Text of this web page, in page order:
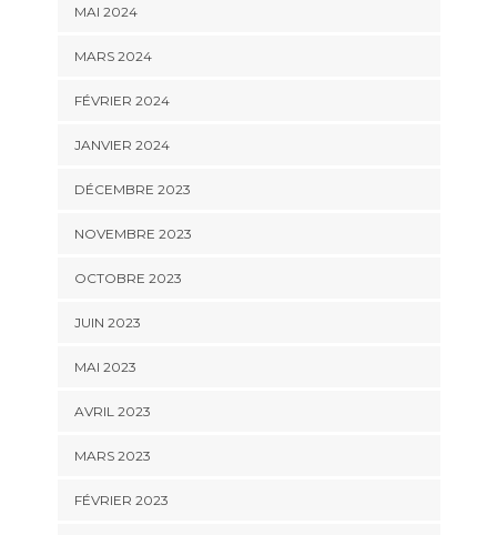
MAI 2024
MARS 2024
FÉVRIER 2024
JANVIER 2024
DÉCEMBRE 2023
NOVEMBRE 2023
OCTOBRE 2023
JUIN 2023
MAI 2023
AVRIL 2023
MARS 2023
FÉVRIER 2023